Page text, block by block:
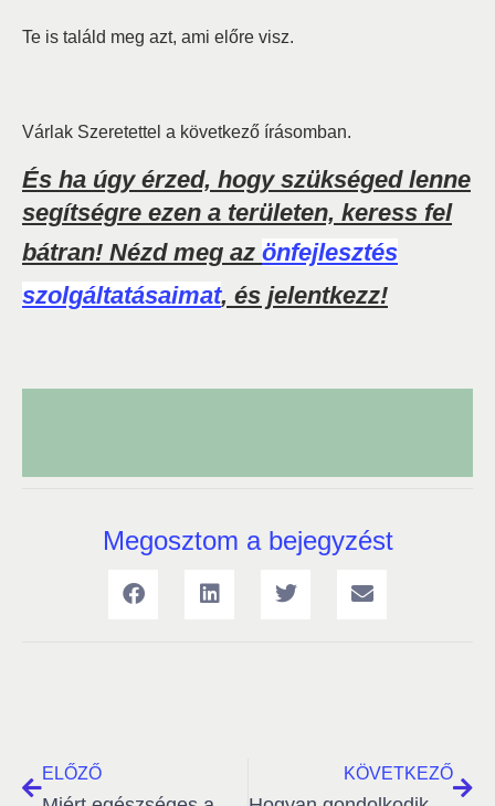
Te is találd meg azt, ami előre visz.
Várlak Szeretettel a következő írásomban.
És ha úgy érzed, hogy szükséged lenne
segítségre ezen a területen, keress fel
bátran! Nézd meg az önfejlesztés
szolgáltatásaimat, és jelentkezz!
Megosztom a bejegyzést
ELŐZŐ KÖVETKEZŐ